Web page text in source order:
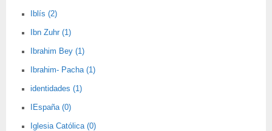
Iblís (2)
Ibn Zuhr (1)
Ibrahim Bey (1)
Ibrahim- Pacha (1)
identidades (1)
IEspaña (0)
Iglesia Católica (0)